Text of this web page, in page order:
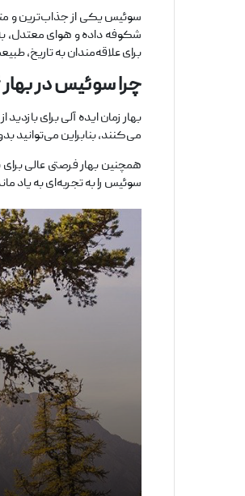
برای علاقه‌مندان به تاریخ،
چرا سوئیس در بهار
بهار زمان ایده ‌آلی برای
می‌کنند، بنابراین
همچنین بهار فرصتی عالی
سوئیس را به تجربه‌ای به یاد